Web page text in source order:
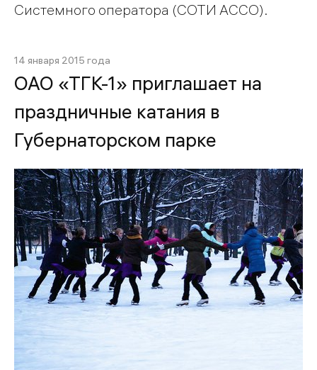
Системного оператора (СОТИ АССО).
14 января 2015 года
ОАО «ТГК-1» приглашает на
праздничные катания в
Губернаторском парке